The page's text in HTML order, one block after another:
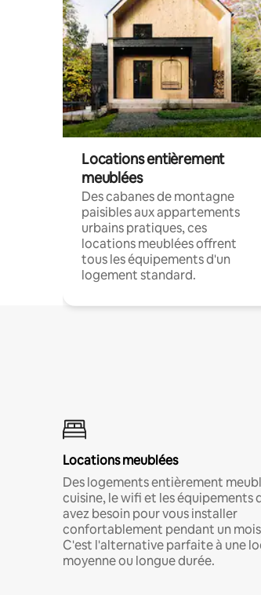
Locations entièrement
meublées
Des cabanes de montagne
paisibles aux appartements
urbains pratiques, ces
locations meublées offrent
tous les équipements d'un
logement standard.
Locations meublées
Des logements entièrement
cuisine, le wifi et les équipements
avez besoin pour vous installer
confortablement pendant un mois
C'est l'alternative parfaite à une
moyenne ou longue durée.